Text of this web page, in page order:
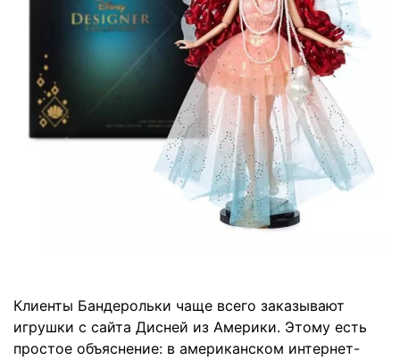
Клиенты Бандерольки чаще всего заказывают
игрушки с сайта Дисней из Америки. Этому есть
простое объяснение: в американском интернет-